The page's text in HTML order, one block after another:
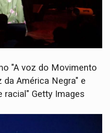
"A voz do Movimento
América Negra" e
racial" Getty Images